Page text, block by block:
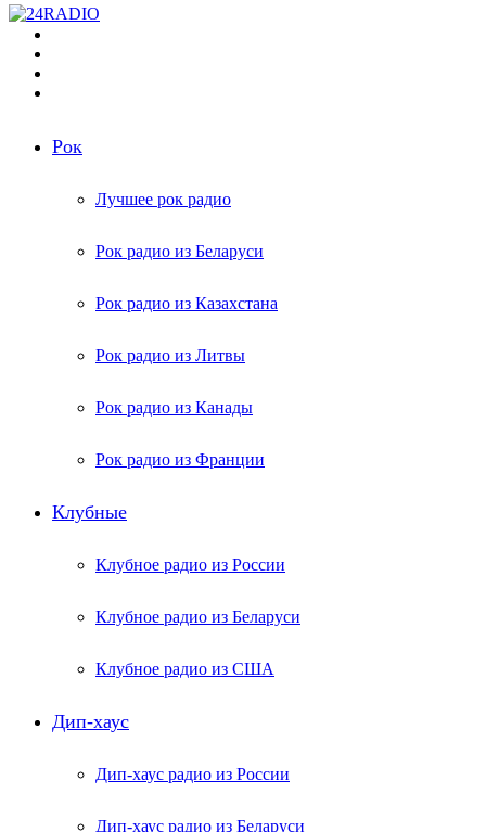
Рок
Лучшее рок радио
Рок радио из Беларуси
Рок радио из Казахстана
Рок радио из Литвы
Рок радио из Канады
Рок радио из Франции
Клубные
Клубное радио из России
Клубное радио из Беларуси
Клубное радио из США
Дип-хаус
Дип-хаус радио из России
Дип-хаус радио из Беларуси